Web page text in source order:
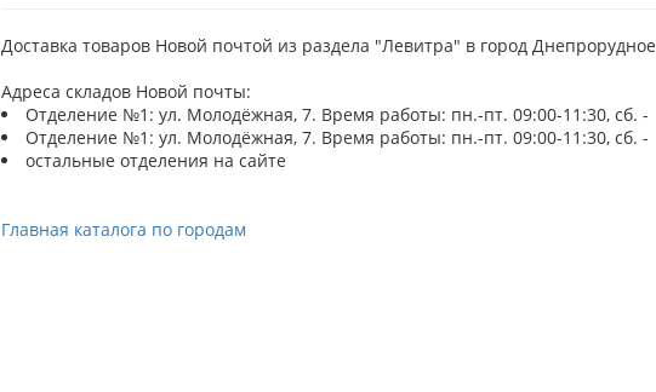
Доставка товаров Новой почтой из раздела "Левитра" в город Днепрорудное
Адреса складов Новой почты:
Отделение №1: ул. Молодёжная, 7. Время работы: пн.-пт. 09:00-11:30, сб. -
Отделение №1: ул. Молодёжная, 7. Время работы: пн.-пт. 09:00-11:30, сб. -
остальные отделения на сайте
Главная каталога по городам